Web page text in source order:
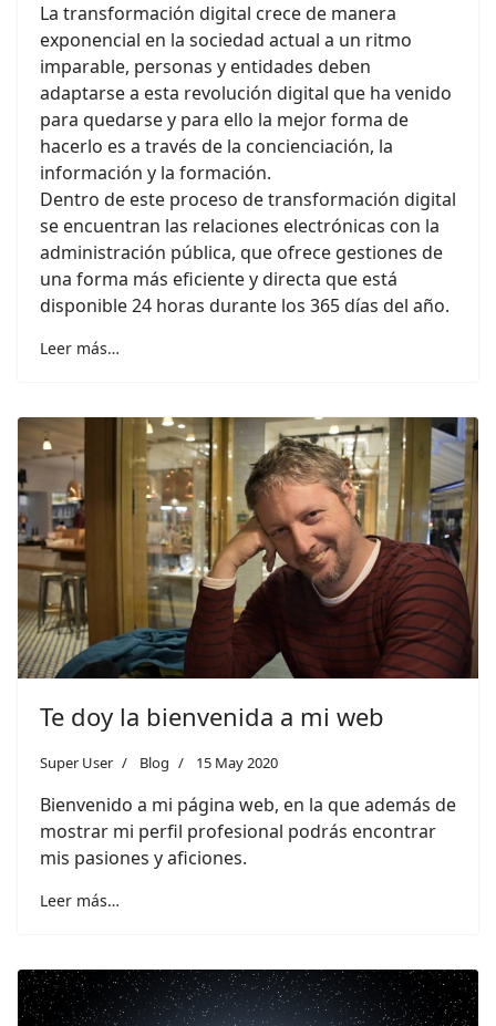
La transformación digital crece de manera
exponencial en la sociedad actual a un ritmo
imparable, personas y entidades deben
adaptarse a esta revolución digital que ha venido
para quedarse y para ello la mejor forma de
hacerlo es a través de la concienciación, la
información y la formación.
Dentro de este proceso de transformación digital
se encuentran las relaciones electrónicas con la
administración pública, que ofrece gestiones de
una forma más eficiente y directa que está
disponible 24 horas durante los 365 días del año.
Leer más…
Te doy la bienvenida a mi web
Super User Blog 15 May 2020
Bienvenido a mi página web, en la que además de
mostrar mi perfil profesional podrás encontrar
mis pasiones y aficiones.
Leer más…